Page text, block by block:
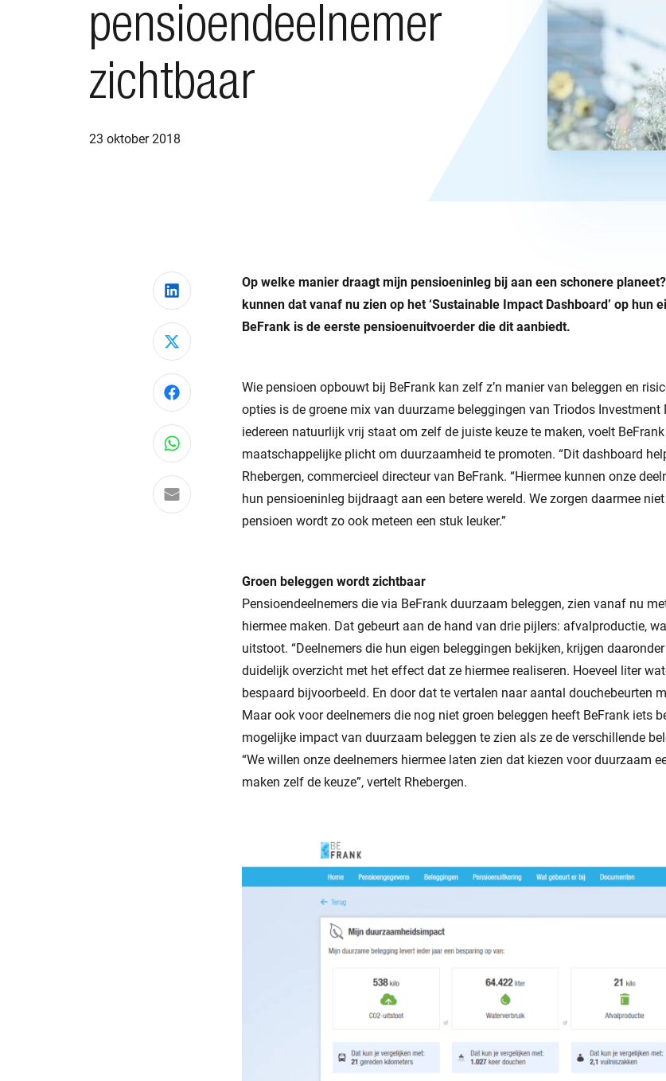
pensioendeelnemer
zichtbaar
23 oktober 2018
Op welke manier draagt mijn pensioeninleg bij aan een schonere
kunnen dat vanaf nu zien op het ‘Sustainable Impact Dashboard’ op hun
BeFrank is de eerste pensioenuitvoerder die dit aanbiedt.
Wie pensioen opbouwt bij BeFrank kan zelf z’n manier van beleggen en
opties is de groene mix van duurzame beleggingen van Triodos Investment
iedereen natuurlijk vrij staat om zelf de juiste keuze te maken, voelt
maatschappelijke plicht om duurzaamheid te promoten. “Dit dashboard
Rhebergen, commercieel directeur van BeFrank. “Hiermee kunnen onze
hun pensioeninleg bijdraagt aan een betere wereld. We zorgen daarmee
pensioen wordt zo ook meteen een stuk leuker.”
Groen beleggen wordt zichtbaar
Pensioendeelnemers die via BeFrank duurzaam beleggen, zien vanaf nu
hiermee maken. Dat gebeurt aan de hand van drie pijlers: afvalproductie,
uitstoot. “Deelnemers die hun eigen beleggingen bekijken, krijgen
duidelijk overzicht met het effect dat ze hiermee realiseren. Hoeveel liter
bespaard bijvoorbeeld. En door dat te vertalen naar aantal douchebeurten
Maar ook voor deelnemers die nog niet groen beleggen heeft BeFrank iets
mogelijke impact van duurzaam beleggen te zien als ze de verschillende
“We willen onze deelnemers hiermee laten zien dat kiezen voor duurzaam
maken zelf de keuze”, vertelt Rhebergen.
Deel via LinkedIn
Deel via X
Deel via Facebook
Deel via WhatsApp
Delen via e-mail